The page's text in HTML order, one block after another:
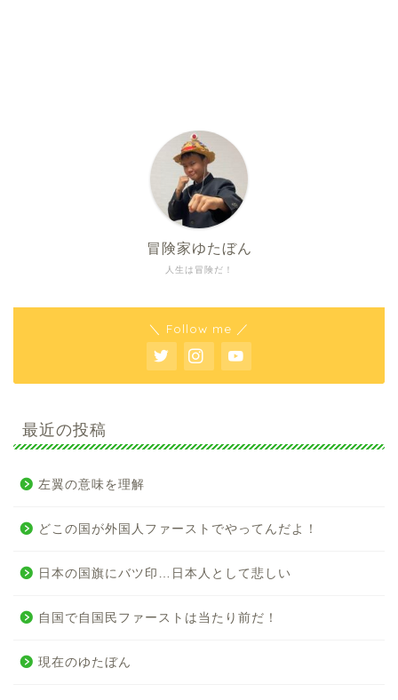
人生は冒険だ！
冒険家ゆたぼん
＼ Follow me ／
最近の投稿
左翼の意味を理解
どこの国が外国人ファーストでやってんだよ！
日本の国旗にバツ印…日本人として悲しい
自国で自国民ファーストは当たり前だ！
現在のゆたぼん